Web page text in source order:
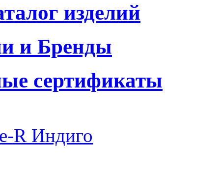
изделий
и Бренды
сертификаты
R Индиго